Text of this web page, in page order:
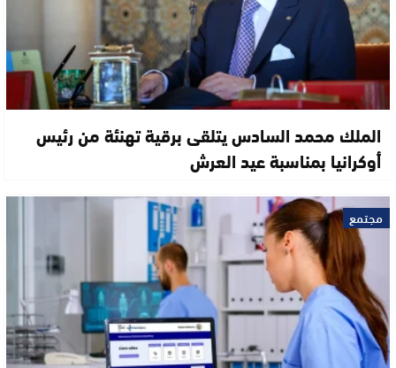
الملك محمد السادس يتلقى برقية تهنئة من رئيس
أوكرانيا بمناسبة عيد العرش
مجتمع